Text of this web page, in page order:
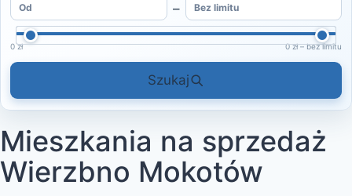
–
0 zł 0 zł – bez limitu
Szukaj
Mieszkania na sprzedaż
Wierzbno Mokotów